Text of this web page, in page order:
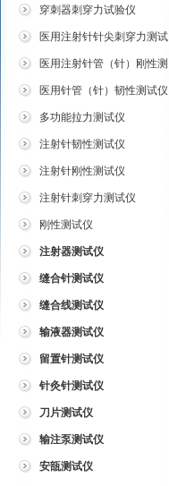
穿刺器刺穿力试验仪
医用注射针针尖刺穿力测试
仪
医用注射针管（针）刚性测
试仪
医用针管（针）韧性测试仪
多功能拉力测试仪
注射针韧性测试仪
注射针刚性测试仪
注射针刺穿力测试仪
刚性测试仪
注射器测试仪
缝合针测试仪
缝合线测试仪
输液器测试仪
留置针测试仪
针灸针测试仪
刀片测试仪
输注泵测试仪
安瓿测试仪